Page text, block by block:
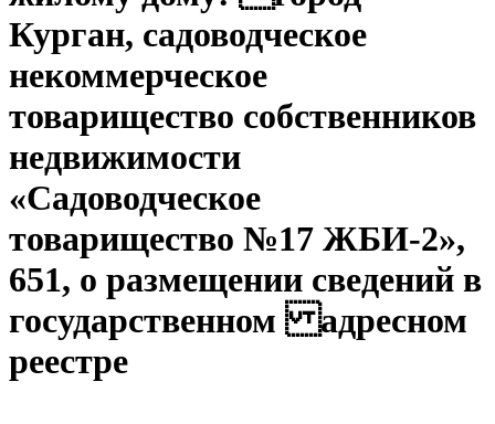
Курган, садоводческое
некоммерческое
товарищество собственников
недвижимости
«Садоводческое
товарищество №17 ЖБИ-2»,
651, о размещении сведений в
государственном адресном
реестре